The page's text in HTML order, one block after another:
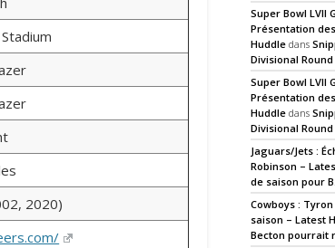
2020)
Super Bowl LVII
Présentation
Huddle dans
Divisional Round
Super Bowl LVII
Présentation
Huddle dans
Divisional Round
Jaguars/Jets :
Robinson –
de saison pour
Cowboys :
saison – Latest
Becton pourrait